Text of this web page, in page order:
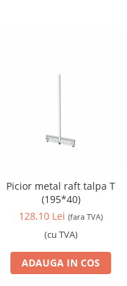
Picior metal raft talpa T
(195*40)
128,10 Lei (fara TVA)
(cu TVA)
ADAUGA IN COS